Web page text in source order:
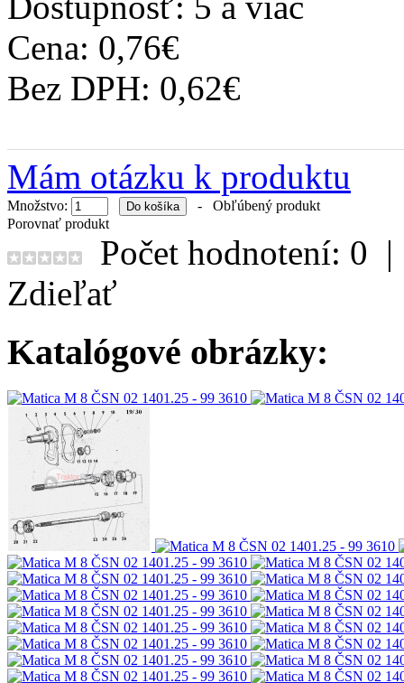
Cena: 0,76€
Bez DPH: 0,62€
Mám otázku k produktu
Množstvo: -
Obľúbený produkt
Porovnať produkt
Počet hodnotení: 0
Zdieľať
Katalógové obrázky: